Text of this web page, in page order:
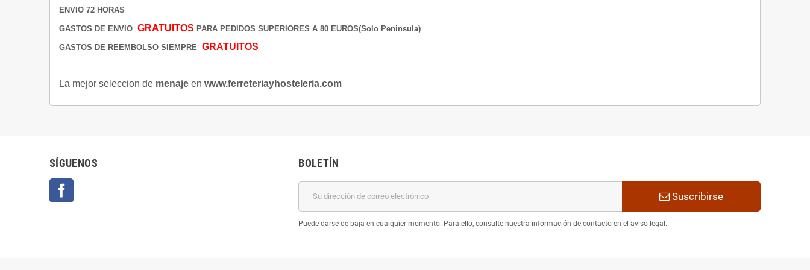
ENVIO 72 HORAS
GASTOS DE ENVIO GRATUITOS PARA PEDIDOS SUPERIORES A 80 EUROS(Solo Peninsula)
GASTOS DE REEMBOLSO SIEMPRE GRATUITOS
La mejor seleccion de menaje en www.ferreteriayhosteleria.com
SÍGUENOS BOLETÍN
Suscribirse
Puede darse de baja en cualquier momento. Para ello, consulte nuestra información de contacto en el aviso legal.